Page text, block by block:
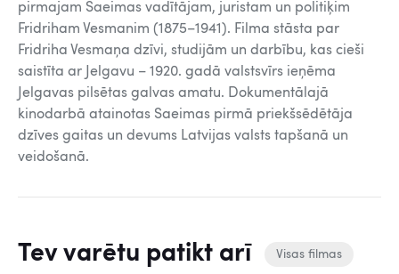
pirmajam Saeimas vadītājam, juristam un politiķim
Fridriham Vesmanim (1875–1941). Filma stāsta par
Fridriha Vesmaņa dzīvi, studijām un darbību, kas cieši
saistīta ar Jelgavu – 1920. gadā valstsvīrs ieņēma
Jelgavas pilsētas galvas amatu. Dokumentālajā
kinodarbā atainotas Saeimas pirmā priekšsēdētāja
dzīves gaitas un devums Latvijas valsts tapšanā un
veidošanā.
Tev varētu patikt arī Visas filmas